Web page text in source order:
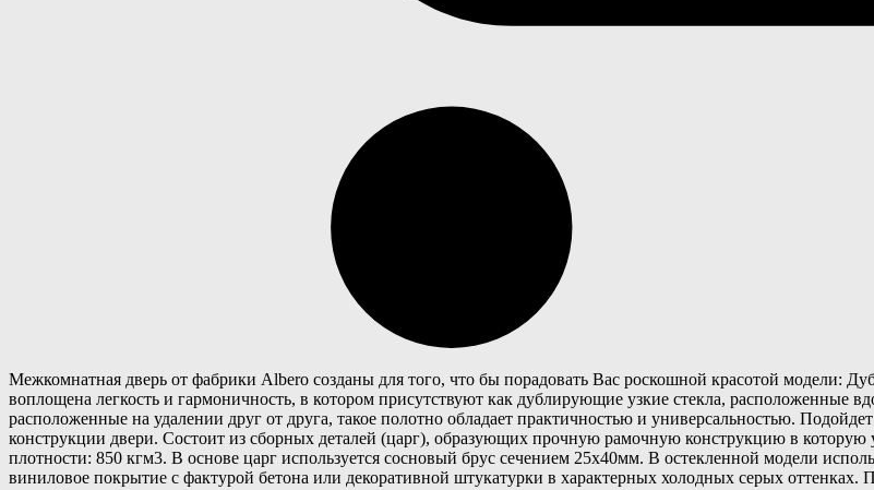
Межкомнатная дверь от фабрики Albero созданы для того, что бы порадовать Вас роскошной красотой модели:
воплощена легкость и гармоничность, в котором присутствуют как дублирующие узкие стекла, расположенные
расположенные на удалении друг от друга, такое полотно обладает практичностью и универсальностью.
конструкции двери. Состоит из сборных деталей (царг), образующих прочную рамочную конструкцию в
плотности: 850 кгм3. В основе царг используется сосновый брус сечением 25х40мм. В остекленной модели
виниловое покрытие с фактурой бетона или декоративной штукатурки в характерных холодных серых